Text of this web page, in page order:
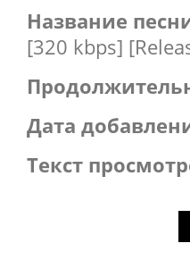
Название
[320 kbps]
Дата
Текст